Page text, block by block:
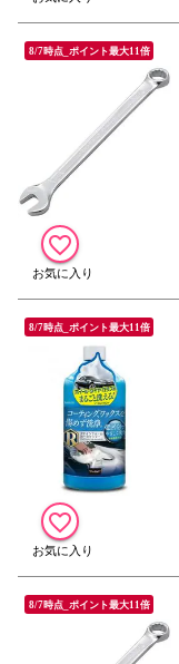
8/7時点_ポイント最大11倍
8/7時点_ポイント最大11倍
8/7時点_ポイント最大11倍